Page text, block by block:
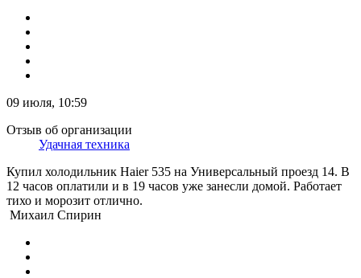
09 июля, 10:59
Отзыв об организации
Удачная техника
Купил холодильник Haier 535 на Универсальный проезд 14. В
12 часов оплатили и в 19 часов уже занесли домой. Работает
тихо и морозит отлично.
Михаил Спирин